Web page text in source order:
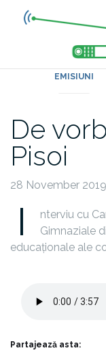
EMISIUNI
De
Pisoi
28 November 2019
I
nterviu cu
Gimnaziale
educaționale ale
Partajează asta: